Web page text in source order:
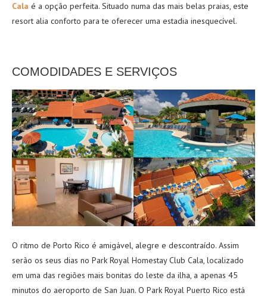
Cala é a opção perfeita. Situado numa das mais belas praias, este
resort alia conforto para te oferecer uma estadia inesquecível.
COMODIDADES E SERVIÇOS
O ritmo de Porto Rico é amigável, alegre e descontraído. Assim
serão os seus dias no Park Royal Homestay Club Cala, localizado
em uma das regiões mais bonitas do leste da ilha, a apenas 45
minutos do aeroporto de San Juan. O Park Royal Puerto Rico está